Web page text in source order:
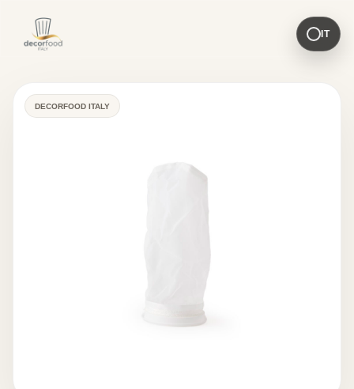
IT
DECORFOOD ITALY